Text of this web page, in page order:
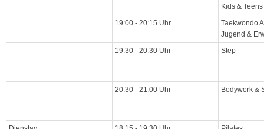
Kids &
19:00 - 20:15 Uhr
Taekwondo
Jugend &
19:30 - 20:30 Uhr
Step
20:30 - 21:00 Uhr Bodywork &